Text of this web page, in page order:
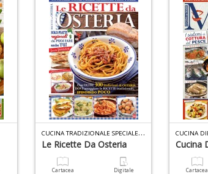
C
UCINA TRADIZIONALE SPECIALE N.2
Le Ricette Da Osteria
Cartacea Digitale
CUCINA
Cucina
Cartacea